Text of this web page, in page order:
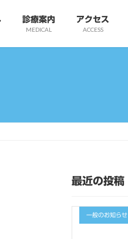
診療案内
MEDICAL
アクセス
ACCESS
最近の投稿
一般のお知らせ